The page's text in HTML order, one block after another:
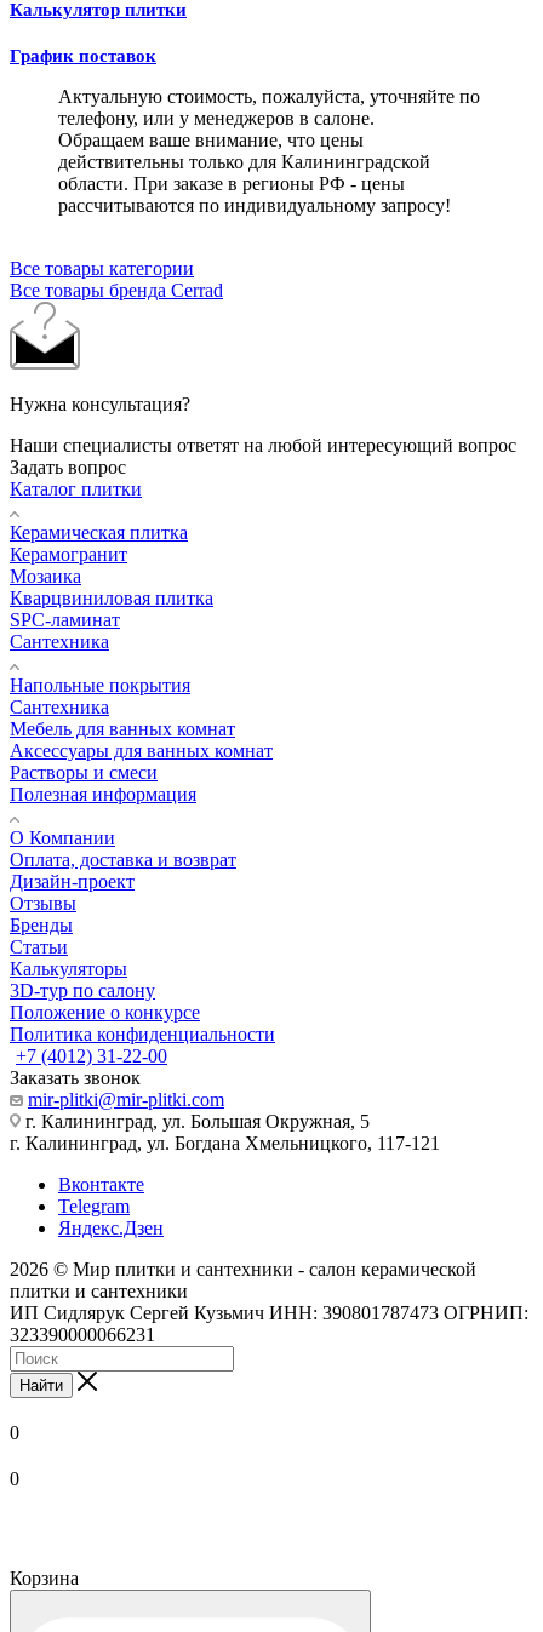
Калькулятор плитки
График поставок
Актуальную стоимость, пожалуйста, уточняйте по
телефону, или у менеджеров в салоне.
Обращаем ваше внимание, что цены
действительны только для Калининградской
области. При заказе в регионы РФ - цены
рассчитываются по индивидуальному запросу!
Все товары категории
Все товары бренда Cerrad
Нужна консультация?
Наши специалисты ответят на любой интересующий вопрос
Задать вопрос
Каталог плитки
Керамическая плитка
Керамогранит
Мозаика
Кварцвиниловая плитка
SPC-ламинат
Сантехника
Напольные покрытия
Сантехника
Мебель для ванных комнат
Аксессуары для ванных комнат
Растворы и смеси
Полезная информация
О Компании
Оплата, доставка и возврат
Дизайн-проект
Отзывы
Бренды
Статьи
Калькуляторы
3D-тур по салону
Положение о конкурсе
Политика конфиденциальности
+7 (4012) 31-22-00
Заказать звонок
mir-plitki@mir-plitki.com
г. Калининград, ул. Большая Окружная, 5
г. Калининград, ул. Богдана Хмельницкого, 117-121
Вконтакте
Telegram
Яндекс.Дзен
2026 © Мир плитки и сантехники - салон керамической
плитки и сантехники
ИП Сидлярук Сергей Кузьмич ИНН: 390801787473 ОГРНИП:
323390000066231
Найти
0
0
Корзина